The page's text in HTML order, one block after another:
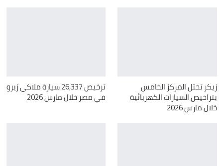
زيكر تحتل المركز الخامس
بتراخيص السيارات الكهربائية
خلال مارس 2026
ترخيص 26,337 سيارة ملاكي زيرو
في مصر خلال مارس 2026